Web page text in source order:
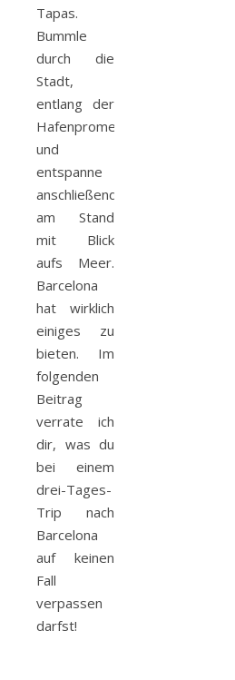
Tapas.
Bummle
durch die
Stadt,
entlang der
Hafenpromenade
und
entspanne
anschließend
am Stand
mit Blick
aufs Meer.
Barcelona
hat wirklich
einiges zu
bieten. Im
folgenden
Beitrag
verrate ich
dir, was du
bei einem
drei-Tages-
Trip nach
Barcelona
auf keinen
Fall
verpassen
darfst!